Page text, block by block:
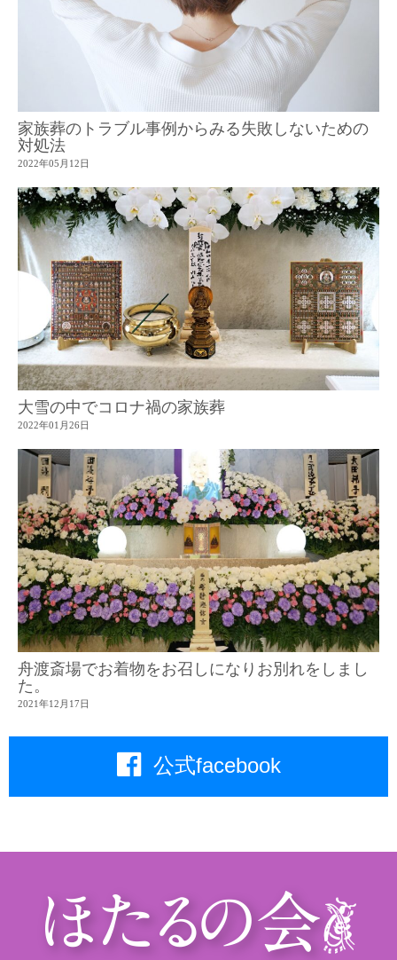
家族葬のトラブル事例からみる失敗しないための
対処法
2022年05月12日
大雪の中でコロナ禍の家族葬
2022年01月26日
舟渡斎場でお着物をお召しになりお別れをしまし
た。
2021年12月17日
公式facebook